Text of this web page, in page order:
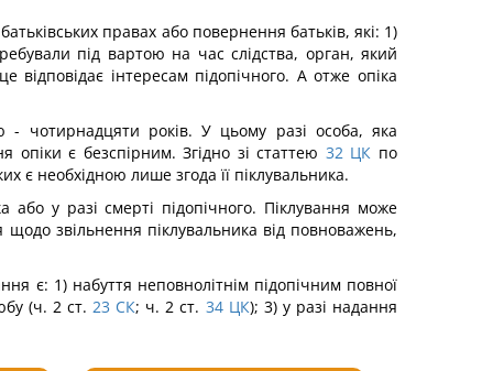
правах або повернення батьків, які: 1)
під вартою на час слідства, орган, який
інтересам підопічного. А отже опіка
- чотирнадцяти років. У цьому разі особа, яка
опіки є безспірним. Згідно зі статтею 32 ЦК по
є необхідною лише згода її піклувальника.
у разі смерті підопічного. Піклування може
звільнення піклувальника від повноважень,
є: 1) набуття неповнолітнім підопічним повної
(ч. 2 ст. 23 СК; ч. 2 ст. 34 ЦК); 3) у разі надання